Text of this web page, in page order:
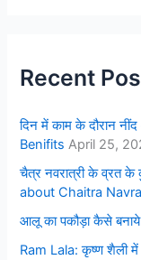
Recent
दिन में काम के दौरान
Benifits April 25,
चैत्र नवरात्री के व्रत
about Chaitra
आलू का पकौड़ा कैसे
Ram Lala: कृष्ण शैली में